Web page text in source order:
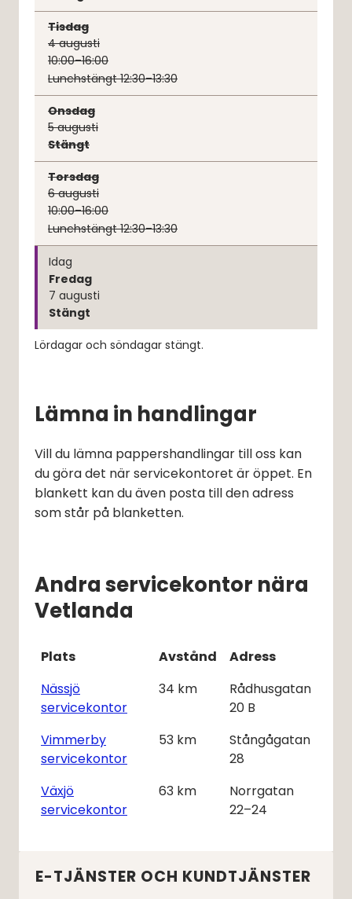
Tisdag
4augusti
10:00–16:00
Lunchstängt 12:30–13:30
Onsdag
5augusti
Stängt
Torsdag
6augusti
10:00–16:00
Lunchstängt 12:30–13:30
Idag
Fredag
7 augusti
Stängt
Lördagar och söndagar stängt.
Lämna in handlingar
Vill du lämna pappershandlingar till oss kan
du göra det när servicekontoret är öppet. En
blankett kan du även posta till den adress
som står på blanketten.
Andra servicekontor nära
Vetlanda
Plats Avstånd
Adress
Nässjö
servicekontor
34 km
Rådhusgatan
20 B
Vimmerby
servicekontor
53 km
Stångågatan
28
Växjö
servicekontor
63 km
Norrgatan
22–24
E-TJÄNSTER OCH KUNDTJÄNSTER